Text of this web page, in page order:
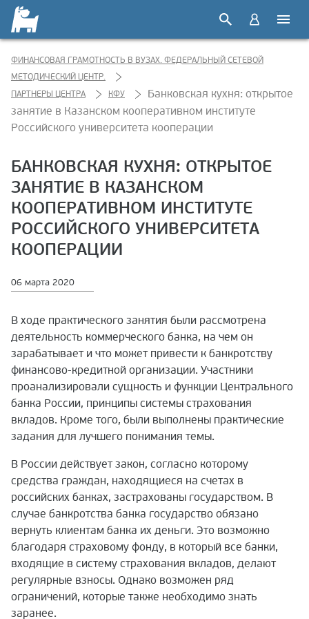
ФИНАНСОВАЯ ГРАМОТНОСТЬ В ВУЗАХ. ФЕДЕРАЛЬНЫЙ СЕТЕВОЙ
МЕТОДИЧЕСКИЙ ЦЕНТР.
ПАРТНЕРЫ ЦЕНТРА
КФУ
Банковская кухня: открытое
занятие в Казанском кооперативном институте
Российского университета кооперации
БАНКОВСКАЯ КУХНЯ: ОТКРЫТОЕ
ЗАНЯТИЕ В КАЗАНСКОМ
КООПЕРАТИВНОМ ИНСТИТУТЕ
РОССИЙСКОГО УНИВЕРСИТЕТА
КООПЕРАЦИИ
06 марта 2020
В ходе практического занятия были рассмотрена
деятельность коммерческого банка, на чем он
зарабатывает и что может привести к банкротству
финансово-кредитной организации. Участники
проанализировали сущность и функции Центрального
банка России, принципы системы страхования
вкладов. Кроме того, были выполнены практические
задания для лучшего понимания темы.
В России действует закон, согласно которому
средства граждан, находящиеся на счетах в
российских банках, застрахованы государством. В
случае банкротства банка государство обязано
вернуть клиентам банка их деньги. Это возможно
благодаря страховому фонду, в который все банки,
входящие в систему страхования вкладов, делают
регулярные взносы. Однако возможен ряд
ограничений, которые также необходимо знать
заранее.